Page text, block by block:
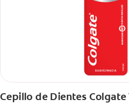
Cepillo de Dientes